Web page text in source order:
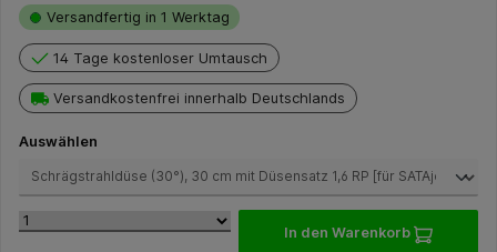
Versandfertig in 1 Werktag
14 Tage kostenloser Umtausch
Versandkostenfrei innerhalb Deutschlands
Auswählen
In den Warenkorb